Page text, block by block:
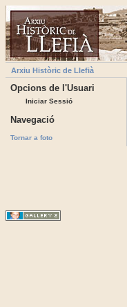
Arxiu Històric de Llefià
Opcions de l'Usuari
Iniciar Sessió
Navegació
Tornar a foto